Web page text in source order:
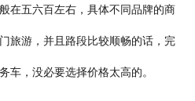
在五六百左右，具体不同品牌的商
旅游，并且路段比较顺畅的话，完
车，没必要选择价格太高的。